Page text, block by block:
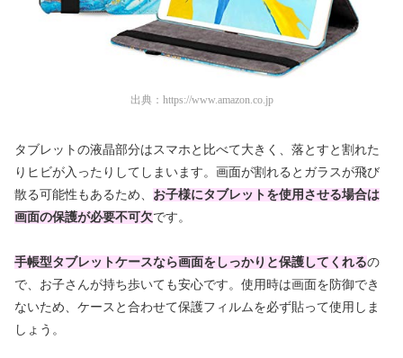
出典： https://www.amazon.co.jp
タブレットの液晶部分はスマホと比べて大きく、落とすと割れた
りヒビが入ったりしてしまいます。画面が割れるとガラスが飛び
散る可能性もあるため、 お子様にタブレットを使用させる場合は
画面の保護が必要不可欠です。
手帳型タブレットケースなら画面をしっかりと保護してくれるの
で、お子さんが持ち歩いても安心です。使用時は画面を防御でき
ないため、ケースと合わせて保護フィルムを必ず貼って使用しま
しょう。